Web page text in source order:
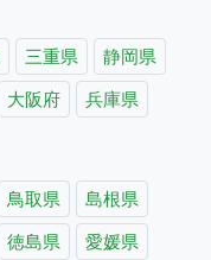
三重県
静岡県
大阪府
兵庫県
鳥取県
島根県
徳島県
愛媛県